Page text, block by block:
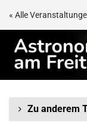
Zum
springen
« Alle
am
Zu anderem